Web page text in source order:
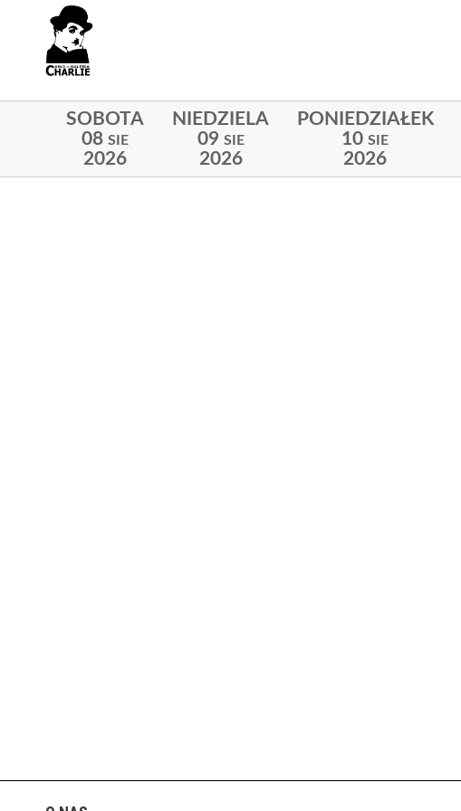
SOBOTA
08 SIE
2026
NIEDZIELA
09 SIE
2026
PONIEDZIAŁEK
10 SIE
2026